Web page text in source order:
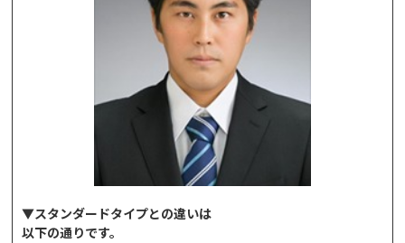
▼スタンダードタイプとの違いは
以下の通りです。